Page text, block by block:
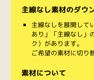
主線なし素材のダウ
主線なしを展開して
あり」「主線なし」
ク）があります。
ご希望の素材に切り
素材について